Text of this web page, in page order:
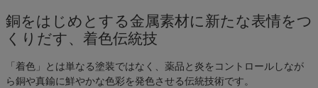
銅をはじめとする金属素材に新たな表情をつ
くりだす、着色伝統技
「着色」とは単なる塗装ではなく、薬品と炎をコントロールしなが
ら銅や真鍮に鮮やかな色彩を発色させる伝統技術です。